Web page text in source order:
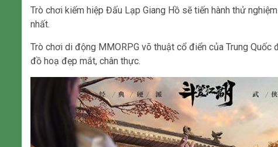
Trò chơi kiếm hiệp Đấu Lạp Giang Hồ sẽ tiến hành thử
nhất.
Trò chơi di động MMORPG võ thuật cổ điển của Trung
đồ hoạ đẹp mắt, chân thực.